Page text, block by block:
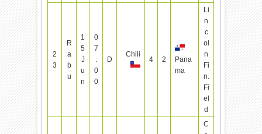
2
3
R
a
b
u
1
5
J
u
n
0
7
.
0
0
D
Chili
4 2
Pana
ma
Li
n
c
ol
n
Fi
n.
Fi
el
d
C